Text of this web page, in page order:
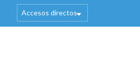
Accesos directos